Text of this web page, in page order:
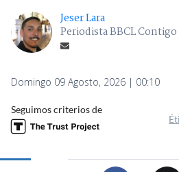
Jeser Lara
Periodista BBCL Contigo
Domingo 09 Agosto, 2026 | 00:10
Seguimos criterios de